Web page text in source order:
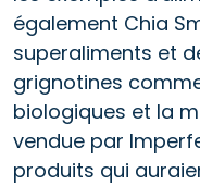
également Chia
superaliments et
grignotines
biologiques et la
vendue par
produits qui